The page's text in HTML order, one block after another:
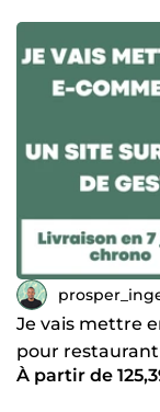
Adaptabilité,
vos besoins et
vos projets. Je
Je vais mettre
pour
restaurant
À partir de